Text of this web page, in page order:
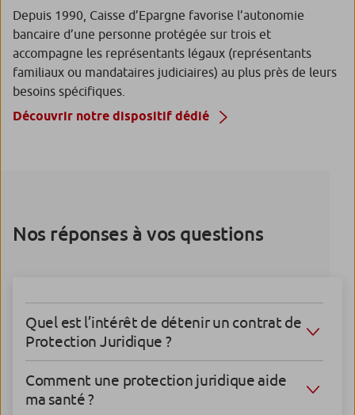
Depuis 1990, Caisse d’Epargne favorise l’autonomie
bancaire d’une personne protégée sur trois et
accompagne les représentants légaux (représentants
familiaux ou mandataires judiciaires) au plus près de leurs
besoins spécifiques.
Découvrir notre dispositif dédié
Nos réponses à vos questions
Quel est l’intérêt de détenir un contrat de
Protection Juridique ?
Comment une protection juridique aide
ma santé ?